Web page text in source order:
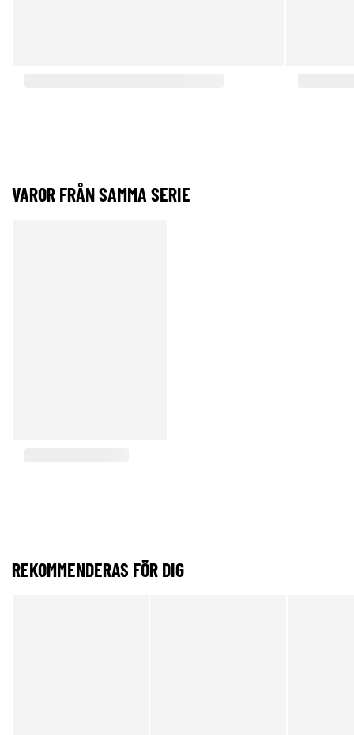
VAROR FRÅN SAMMA SERIE
REKOMMENDERAS FÖR DIG